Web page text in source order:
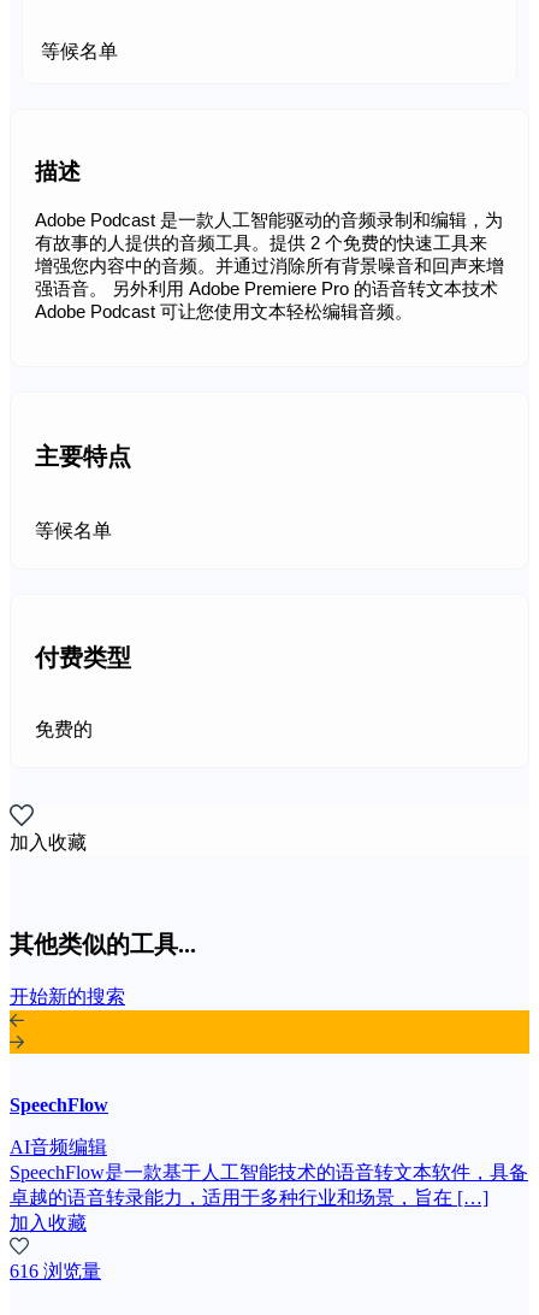
等候名单
描述
Adobe Podcast 是一款人工智能驱动的音频录制和编辑，为
有故事的人提供的音频工具。提供 2 个免费的快速工具来
增强您内容中的音频。并通过消除所有背景噪音和回声来增
强语音。 另外利用 Adobe Premiere Pro 的语音转文本技术
Adob​​e Podcast 可让您使用文本轻松编辑音频。
主要特点
等候名单
付费类型
免费的
加入收藏
其他类似的工具...
开始新的搜索
SpeechFlow
AI音频编辑
SpeechFlow是一款基于人工智能技术的语音转文本软件，具备
卓越的语音转录能力，适用于多种行业和场景，旨在 […]
加入收藏
616 浏览量